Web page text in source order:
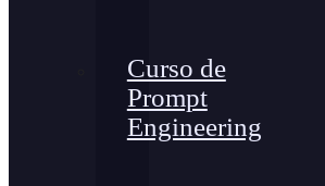
Curso de
Prompt
Engineering